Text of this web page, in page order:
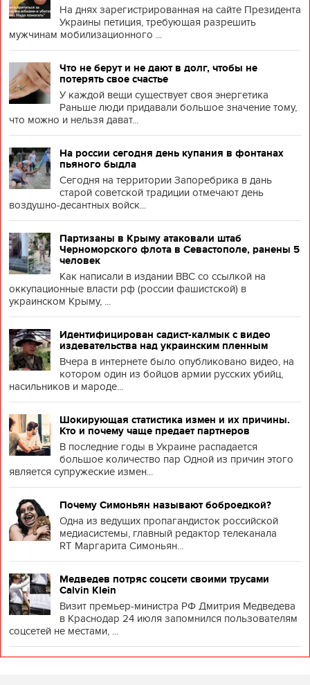
На днях зарегистрированная на сайте Президента
Украины петиция, требующая разрешить
мужчинам мобилизационного ...
Что не берут и не дают в долг, чтобы не
потерять свое счастье
У каждой вещи существует своя энергетика
Раньше люди придавали большое значение тому,
что можно и нельзя дават...
На россии сегодня день купания в фонтанах
пьяного быдла
Сегодня на территории Запоребрика в дань
старой советской традиции отмечают день
воздушно-десантных войск...
Партизаны в Крыму атаковали штаб
Черноморского флота в Севастополе, ранены 5
человек
Как написали в издании BBC со ссылкой на
оккупационные власти рф (россии фашистской) в
украинском Крыму, ...
Идентифицирован садист-калмык с видео
издевательства над украинским пленным
Вчера в интернете было опубликовано видео, на
котором один из бойцов армии русских убийц,
насильников и мароде...
Шокирующая статистика измен и их причины.
Кто и почему чаще предает партнеров
В последние годы в Украине распадается
большое количество пар Одной из причин этого
является супружеские измен...
Почему Симоньян называют боброедкой?
Одна из ведущих пропагандисток российской
медиасистемы, главный редактор телеканала
RT Маргарита Симоньян...
Медведев потряс соцсети своими трусами
Calvin Klein
Визит премьер-министра РФ Дмитрия Медведева
в Краснодар 24 июля запомнился пользователям
соцсетей не местами, ...